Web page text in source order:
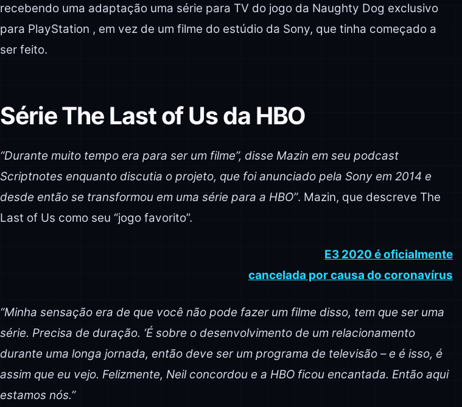
recebendo uma adaptação uma série para TV do jogo da Naughty Dog exclusivo
para PlayStation , em vez de um filme do estúdio da Sony, que tinha começado a
ser feito.
Série The Last of Us da HBO
“Durante muito tempo era para ser um filme”, disse Mazin em seu podcast
Scriptnotes enquanto discutia o projeto, que foi anunciado pela Sony em 2014 e
desde então se transformou em uma série para a HBO”. Mazin, que descreve The
Last of Us como seu “jogo favorito”.
E3 2020 é oficialmente
cancelada por causa do coronavírus
“Minha sensação era de que você não pode fazer um filme disso, tem que ser uma
série. Precisa de duração. ‘É sobre o desenvolvimento de um relacionamento
durante uma longa jornada, então deve ser um programa de televisão – e é isso, é
assim que eu vejo. Felizmente, Neil concordou e a HBO ficou encantada. Então aqui
estamos nós.”